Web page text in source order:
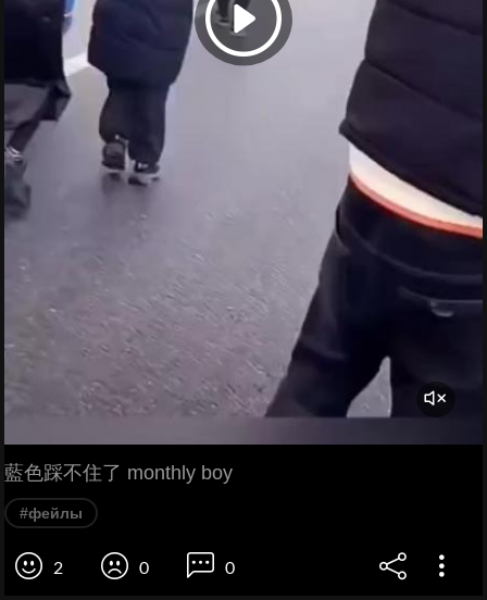
藍色踩不住了 monthly boy
#фейлы
2 0 0